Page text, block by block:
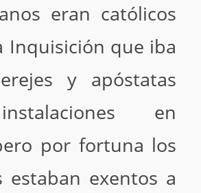
eran católicos
Inquisición que iba
y apóstatas
en
por fortuna los
estaban exentos a